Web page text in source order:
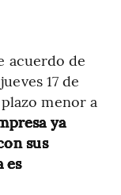
acuerdo de
17 de
menor a
ya
sus
es